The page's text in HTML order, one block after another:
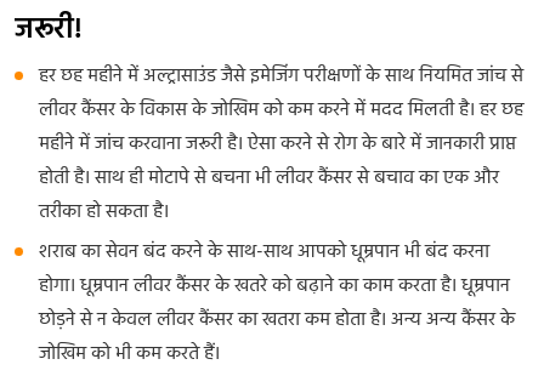
जरूरी!
हर छह महीने में अल्ट्रासाउंड जैसे इमेजिंग परीक्षणों के साथ नियमित जांच से
लीवर कैंसर के विकास के जोखिम को कम करने में मदद मिलती है। हर छह
महीने में जांच करवाना जरूरी है। ऐसा करने से रोग के बारे में जानकारी प्राप्त
होती है। साथ ही मोटापे से बचना भी लीवर कैंसर से बचाव का एक और
तरीका हो सकता है।
शराब का सेवन बंद करने के साथ-साथ आपको धूम्रपान भी बंद करना
होगा। धूम्रपान लीवर कैंसर के खतरे को बढ़ाने का काम करता है। धूम्रपान
छोड़ने से न केवल लीवर कैंसर का खतरा कम होता है। अन्य अन्य कैंसर के
जोखिम को भी कम करते हैं।